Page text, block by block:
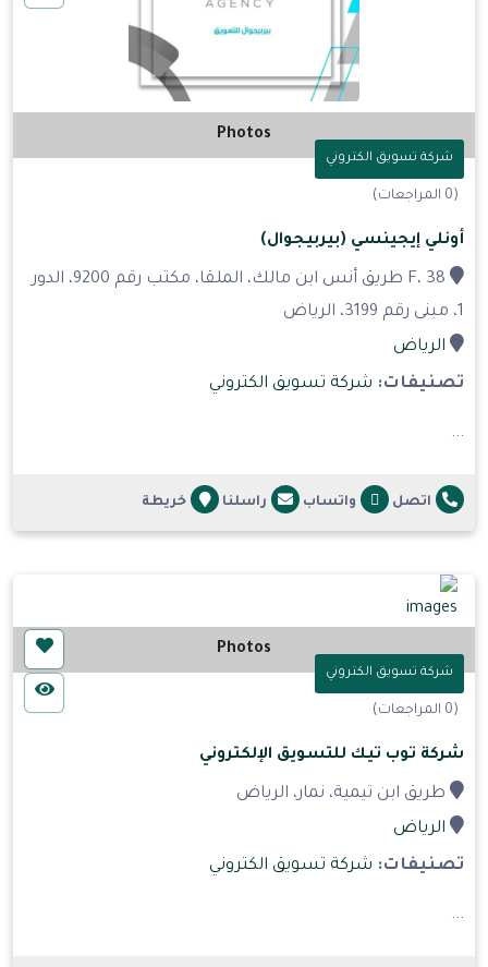
Photos
شركة تسويق الكتروني
(0 المراجعات)
أونلي إيجينسي (بيربيجوال)
F، 38 طريق أنس ابن مالك، الملقا، مكتب رقم 9200، الدور
1، مبنى رقم 3199، الرياض
الرياض
تصنيفات: شركة تسويق الكتروني
...
اتصل واتساب راسلنا خريطة
Photos
شركة تسويق الكتروني
(0 المراجعات)
شركة توب تيك للتسويق الإلكتروني
طريق ابن تيمية، نمار، الرياض
الرياض
تصنيفات: شركة تسويق الكتروني
...